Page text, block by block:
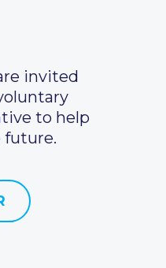
invited
to help
future.